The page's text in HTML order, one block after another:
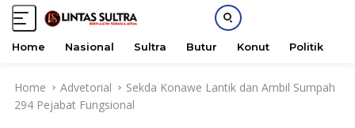
Home Nasional Sultra Butur Konut Politik
Home Advetorial
Sekda Konawe Lantik dan Ambil Sumpah
294 Pejabat Fungsional